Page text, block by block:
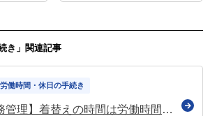
き」関連記事
労働時間・休日の手続き
【医療機関の労務管理】着替えの時間は労働時間？ ～医療現場の"たった5分"が生む大きな差～